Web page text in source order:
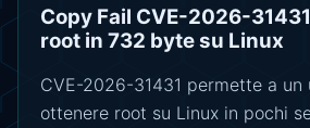
Copy Fail CVE-2026-
root in 732 byte su Linux
CVE-2026-31431 permette a un
ottenere root su Linux in pochi